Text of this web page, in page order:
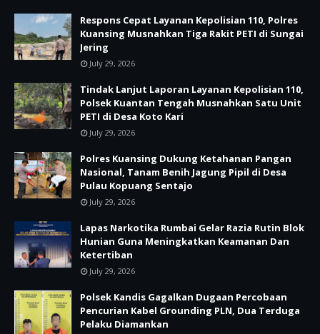
Respons Cepat Layanan Kepolisian 110, Polres
Kuansing Musnahkan Tiga Rakit PETI di Sungai
Jering
July 29, 2026
Tindak Lanjut Laporan Layanan Kepolisian 110,
Polsek Kuantan Tengah Musnahkan Satu Unit
PETI di Desa Koto Kari
July 29, 2026
Polres Kuansing Dukung Ketahanan Pangan
Nasional, Tanam Benih Jagung Pipil di Desa
Pulau Kopuang Sentajo
July 29, 2026
Lapas Narkotika Rumbai Gelar Razia Rutin Blok
Hunian Guna Meningkatkan Keamanan Dan
Ketertiban
July 29, 2026
Polsek Kandis Gagalkan Dugaan Percobaan
Pencurian Kabel Grounding PLN, Dua Terduga
Pelaku Diamankan